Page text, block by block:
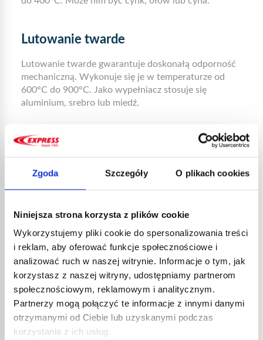
Zgoda Szczegóły O plikach cookies
Niniejsza strona korzysta z plików cookie
Wykorzystujemy pliki cookie do spersonalizowania treści
i reklam, aby oferować funkcje społecznościowe i
analizować ruch w naszej witrynie. Informacje o tym, jak
korzystasz z naszej witryny, udostępniamy partnerom
społecznościowym, reklamowym i analitycznym.
Partnerzy mogą połączyć te informacje z innymi danymi
otrzymanymi od Ciebie lub uzyskanymi podczas
korzystania z ich usług.
Lutowanie twarde
Lutowanie twarde gwarantuje doskonałą odporność
mechaniczną. Wykonuje się je w temperaturze od
600°C do 900°C. Jako wypełniacz stosuje się
aluminium, srebro lub miedź.
4. Spawanie płomieniowe
Gdy wszystko jest gotowe, podgrzej dwie części,
które mają być spawane, a także metal wypełniający
nieruchomo w jednym punkcie, ale poruszaj nim,
po osiągnięciu temperatury topnienia.
5. Wykończenie
Poczekaj aż spoina ostygnie, nie wykonując
interwencji. Pozostaje tylko spiłować i przeszlifować
połączenie.